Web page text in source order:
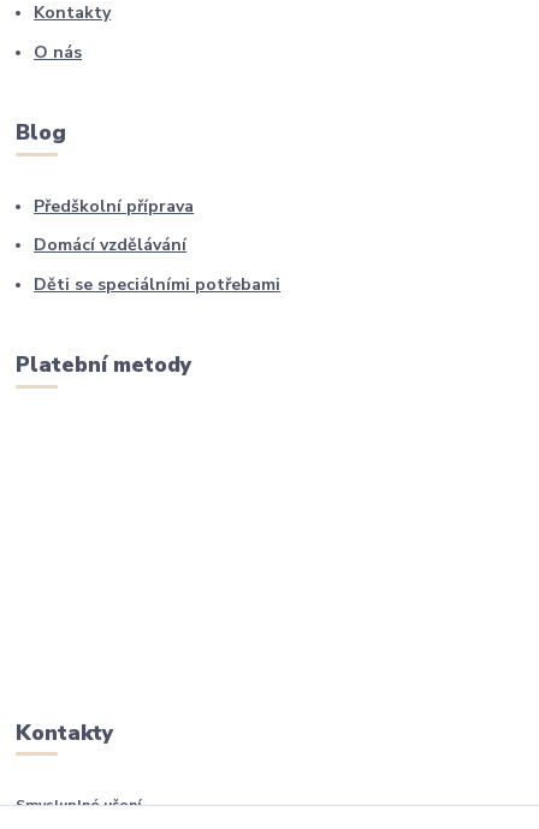
Kontakty
O nás
Blog
Předškolní příprava
Domácí vzdělávání
Děti se speciálními potřebami
Platební metody
Kontakty
Smysluplné učení